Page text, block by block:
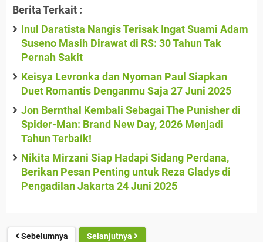
Berita Terkait :
Inul Daratista Nangis Terisak Ingat Suami Adam
Suseno Masih Dirawat di RS: 30 Tahun Tak
Pernah Sakit
Keisya Levronka dan Nyoman Paul Siapkan
Duet Romantis Denganmu Saja 27 Juni 2025
Jon Bernthal Kembali Sebagai The Punisher di
Spider-Man: Brand New Day, 2026 Menjadi
Tahun Terbaik!
Nikita Mirzani Siap Hadapi Sidang Perdana,
Berikan Pesan Penting untuk Reza Gladys di
Pengadilan Jakarta 24 Juni 2025
Sebelumnya Selanjutnya